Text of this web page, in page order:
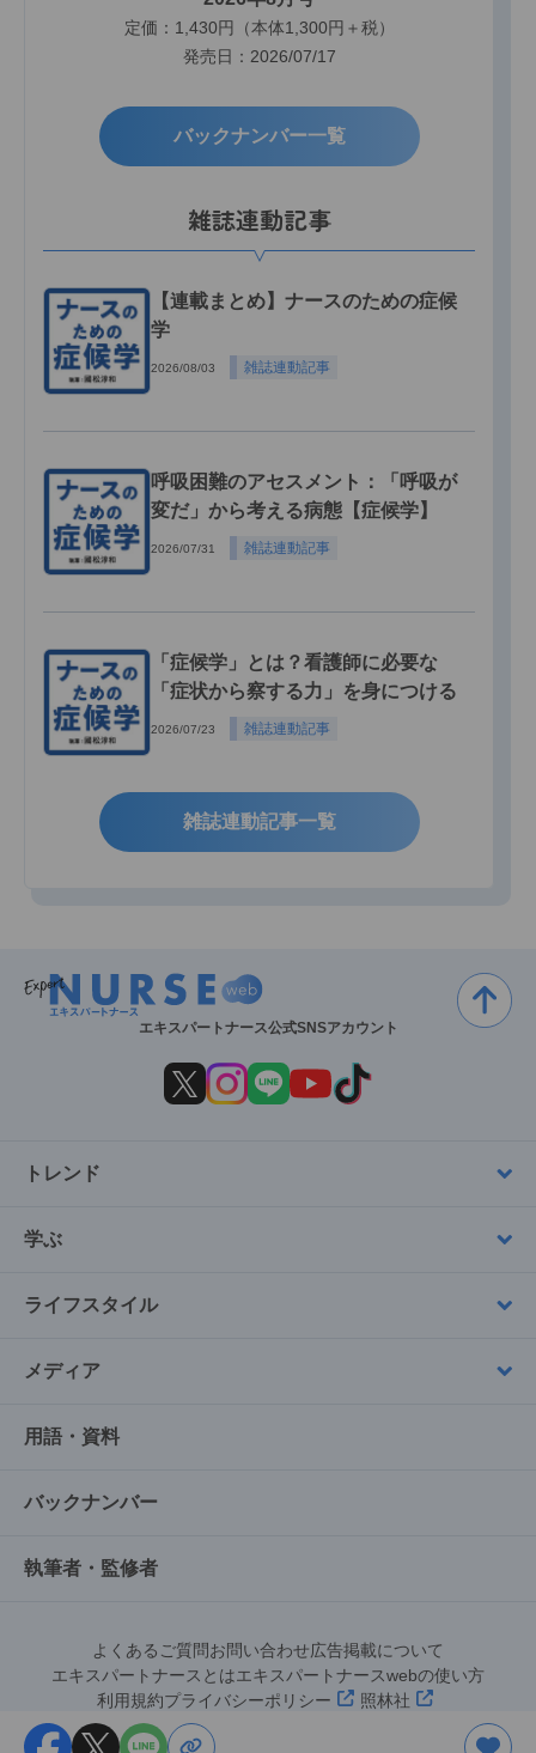
定価：1,430円（本体1,300円＋税）
発売日：2026/07/17
バックナンバー一覧
雑誌連動記事
【連載まとめ】ナースのための症候
学
2026/08/03 雑誌連動記事
呼吸困難のアセスメント：「呼吸が
変だ」から考える病態【症候学】
2026/07/31 雑誌連動記事
「症候学」とは？看護師に必要な
「症状から察する力」を身につける
2026/07/23 雑誌連動記事
雑誌連動記事一覧
エキスパートナース公式SNSアカウント
トレンド
学ぶ
ライフスタイル
メディア
用語・資料
バックナンバー
執筆者・監修者
よくあるご質問お問い合わせ広告掲載について
エキスパートナースとはエキスパートナースwebの使い方
利用規約プライバシーポリシー 照林社